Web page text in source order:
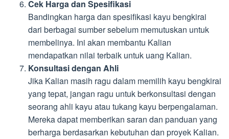
Cek Harga dan Spesifikasi
Bandingkan harga dan spesifikasi kayu bengkirai
dari berbagai sumber sebelum memutuskan untuk
membelinya. Ini akan membantu Kalian
mendapatkan nilai terbaik untuk uang Kalian.
Konsultasi dengan Ahli
Jika Kalian masih ragu dalam memilih kayu bengkirai
yang tepat, jangan ragu untuk berkonsultasi dengan
seorang ahli kayu atau tukang kayu berpengalaman.
Mereka dapat memberikan saran dan panduan yang
berharga berdasarkan kebutuhan dan proyek Kalian.